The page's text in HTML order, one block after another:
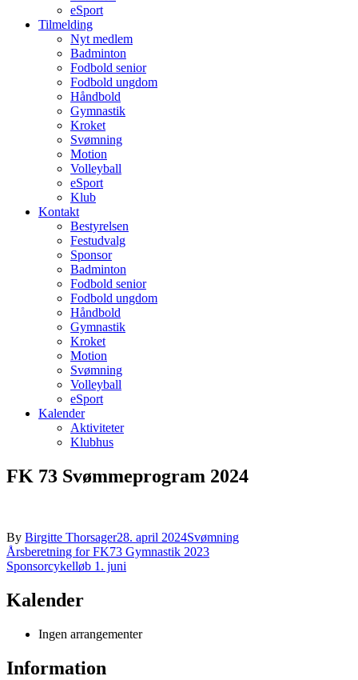
eSport
Tilmelding
Nyt medlem
Badminton
Fodbold senior
Fodbold ungdom
Håndbold
Gymnastik
Kroket
Svømning
Motion
Volleyball
eSport
Klub
Kontakt
Bestyrelsen
Festudvalg
Sponsor
Badminton
Fodbold senior
Fodbold ungdom
Håndbold
Gymnastik
Kroket
Motion
Svømning
Volleyball
eSport
Kalender
Aktiviteter
Klubhus
FK 73 Svømmeprogram 2024
By Birgitte Thorsager28. april 2024Svømning
Indlægsnavigation
Årsberetning for FK73 Gymnastik 2023
Sponsorcykelløb 1. juni
Kalender
Ingen arrangementer
Information